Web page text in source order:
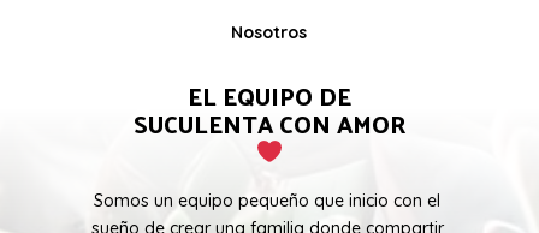
Nosotros
EL EQUIPO DE
SUCULENTA CON AMOR
Somos un equipo pequeño que inicio con el
sueño de crear una familia donde compartir